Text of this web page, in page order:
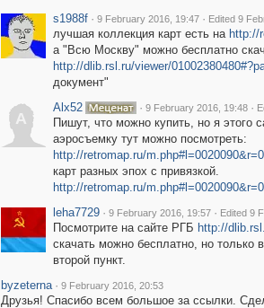
s1988f · 9 February 2016, 19:47 · Edited 9
лучшая коллекция карт есть на http://
а "Всю Москву" можно бесплатно
http://dlib.rsl.ru/viewer/
документ"
A
Alx52 · 9 February 2016, 19:48 ·
Пишут, что можно купить, но я этого
аэросъемку тут можно посмотреть:
http://retromap.ru/
карт разных эпох с привязкой.
http://retromap.ru/
leha7729 · 9 February 2016, 19:57 · Edited 9
Посмотрите на сайте РГБ http://
скачать можно бесплатно, но только
второй пункт.
byzeterna · 9 February 2016, 20:53
Друзья! Спасибо всем большое за ссылки.